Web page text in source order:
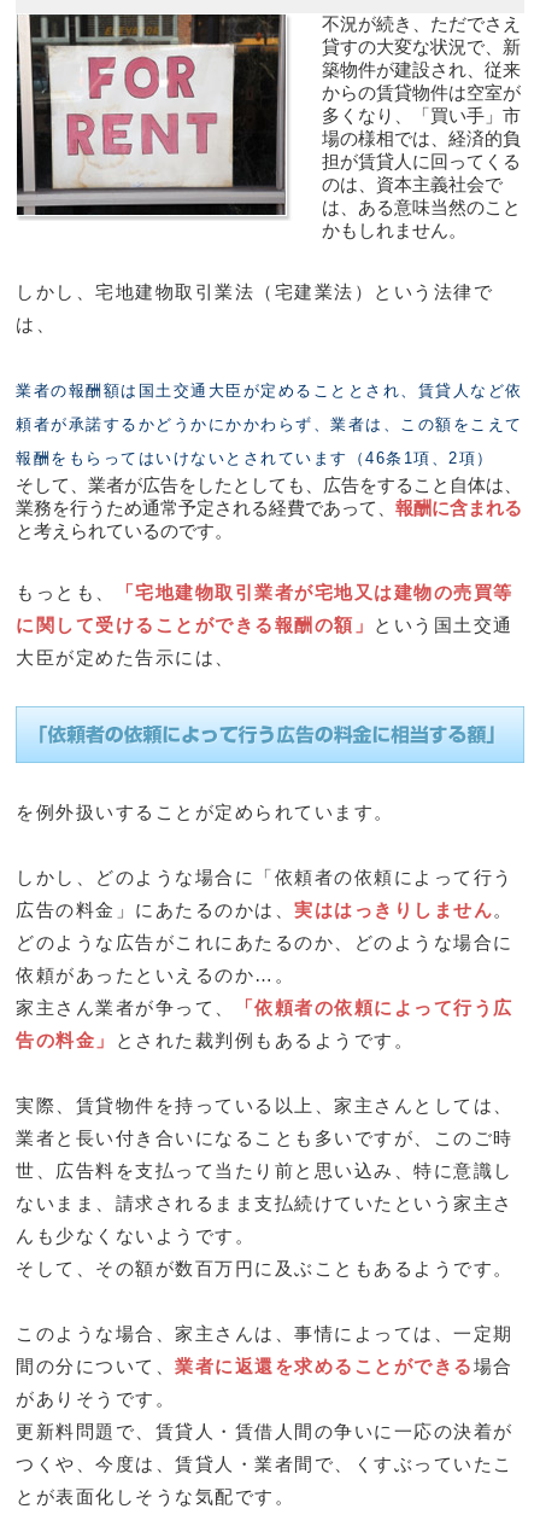
不況が続き、ただでさえ
貸すの大変な状況で、新
築物件が建設され、従来
からの賃貸物件は空室が
多くなり、「買い手」市
場の様相では、経済的負
担が賃貸人に回ってくる
のは、資本主義社会で
は、ある意味当然のこと
かもしれません。
しかし、宅地建物取引業法（宅建業法）という法律で
は、
業者の報酬額は国土交通大臣が定めることとされ、賃貸人など依
頼者が承諾するかどうかにかかわらず、業者は、この額をこえて
報酬をもらってはいけないとされています（46条1項、2項）
そして、業者が広告をしたとしても、広告をすること自体は、
業務を行うため通常予定される経費であって、報酬に含まれる
と考えられているのです。
もっとも、
「宅地建物取引業者が宅地又は建物の売買等
に関して受けることができる報酬の額」 という国土交通
大臣が定めた告示には、
を例外扱いすることが定められています。
しかし、どのような場合に「依頼者の依頼によって行う
広告の料金」にあたるのかは、実ははっきりしません。
どのような広告がこれにあたるのか、どのような場合に
依頼があったといえるのか…。
家主さん業者が争って、
「依頼者の依頼によって行う広
告の料金」
とされた裁判例もあるようです。
実際、賃貸物件を持っている以上、家主さんとしては、
業者と長い付き合いになることも多いですが、このご時
世、広告料を支払って当たり前と思い込み、特に意識し
ないまま、請求されるまま支払続けていたという家主さ
んも少なくないようです。
そして、その額が数百万円に及ぶこともあるようです。
このような場合、家主さんは、事情によっては、一定期
間の分について、業者に返還を求めることができる場合
がありそうです。
更新料問題で、賃貸人・賃借人間の争いに一応の決着が
つくや、今度は、賃貸人・業者間で、くすぶっていたこ
とが表面化しそうな気配です。